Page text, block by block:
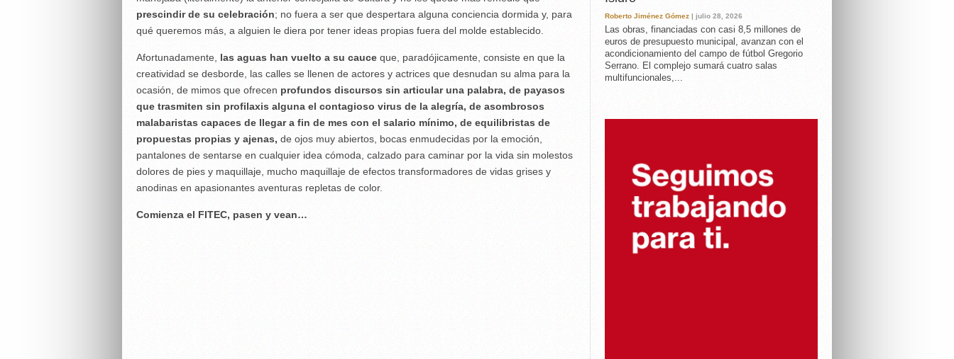
prescindir de su celebración; no fuera a ser que despertara alguna conciencia dormida y, para
qué queremos más, a alguien le diera por tener ideas propias fuera del molde establecido.
Afortunadamente, las aguas han vuelto a su cauce que, paradójicamente, consiste en que la
creatividad se desborde, las calles se llenen de actores y actrices que desnudan su alma para la
ocasión, de mimos que ofrecen profundos discursos sin articular una palabra, de payasos
que trasmiten sin profilaxis alguna el contagioso virus de la alegría, de asombrosos
malabaristas capaces de llegar a fin de mes con el salario mínimo, de equilibristas de
propuestas propias y ajenas, de ojos muy abiertos, bocas enmudecidas por la emoción,
pantalones de sentarse en cualquier idea cómoda, calzado para caminar por la vida sin molestos
dolores de pies y maquillaje, mucho maquillaje de efectos transformadores de vidas grises y
anodinas en apasionantes aventuras repletas de color.
Comienza el FITEC, pasen y vean…
Roberto Jiménez Gómez | julio 28, 2026
Las obras, financiadas con casi 8,5 millones de
euros de presupuesto municipal, avanzan con el
acondicionamiento del campo de fútbol Gregorio
Serrano. El complejo sumará cuatro salas
multifuncionales,...